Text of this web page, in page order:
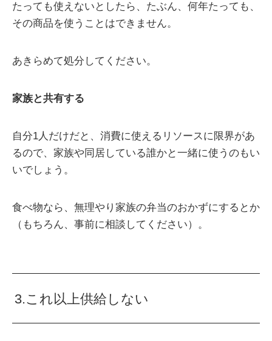
たっても使えないとしたら、たぶん、何年たっても、
その商品を使うことはできません。
あきらめて処分してください。
家族と共有する
自分1人だけだと、消費に使えるリソースに限界があ
るので、家族や同居している誰かと一緒に使うのもい
いでしょう。
食べ物なら、無理やり家族の弁当のおかずにするとか
（もちろん、事前に相談してください）。
3.これ以上供給しない